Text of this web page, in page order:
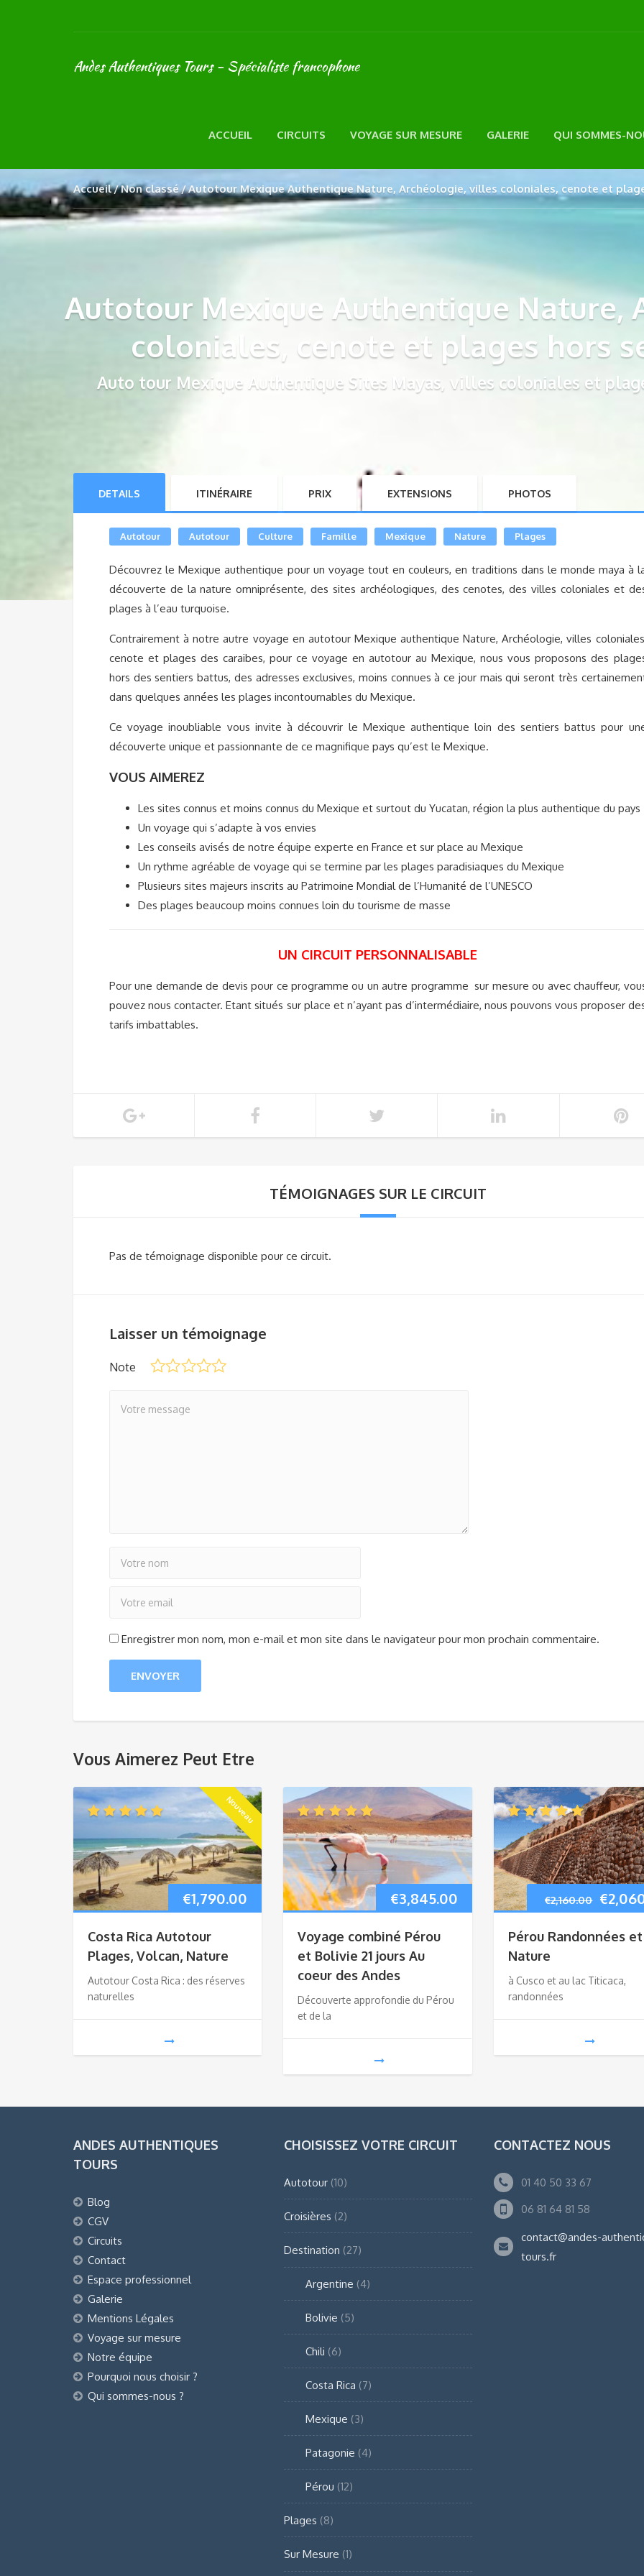
Andes Authentiques Tours - Spécialiste francophone
ACCUEIL CIRCUITS VOYAGE SUR MESURE GALERIE QUI SOMMES-
Accueil Non classé Autotour Mexique Authentique Nature, Archéologie, villes coloniales, cenote et
Autotour Mexique Authentique Nature,
coloniales, cenote et plages hors
Auto tour Mexique Authentique Sites Mayas, villes coloniales et
DETAILS ITINÉRAIRE PRIX EXTENSIONS PHOTOS
Autotour Autotour Culture Famille Mexique Nature Plages
Découvrez le Mexique authentique pour un voyage tout en couleurs, en traditions dans le monde maya à
découverte de la nature omniprésente, des sites archéologiques, des cenotes, des villes coloniales et
plages à l’eau turquoise.
Contrairement à notre autre voyage en autotour Mexique authentique Nature, Archéologie, villes
cenote et plages des caraibes, pour ce voyage en autotour au Mexique, nous vous proposons des
hors des sentiers battus, des adresses exclusives, moins connues à ce jour mais qui seront très
dans quelques années les plages incontournables du Mexique.
Ce voyage inoubliable vous invite à découvrir le Mexique authentique loin des sentiers battus pour
découverte unique et passionnante de ce magnifique pays qu’est le Mexique.
VOUS AIMEREZ
Les sites connus et moins connus du Mexique et surtout du Yucatan, région la plus authentique du pays
Un voyage qui s’adapte à vos envies
Les conseils avisés de notre équipe experte en France et sur place au Mexique
Un rythme agréable de voyage qui se termine par les plages paradisiaques du Mexique
Plusieurs sites majeurs inscrits au Patrimoine Mondial de l’Humanité de l’UNESCO
Des plages beaucoup moins connues loin du tourisme de masse
UN CIRCUIT PERSONNALISABLE
Pour une demande de devis pour ce programme ou un autre programme sur mesure ou avec chauffeur,
pouvez nous contacter. Etant situés sur place et n’ayant pas d’intermédiaire, nous pouvons vous proposer
tarifs imbattables.
TÉMOIGNAGES SUR LE CIRCUIT
Pas de témoignage disponible pour ce circuit.
Laisser un témoignage
Note
Enregistrer mon nom, mon e-mail et mon site dans le navigateur pour mon prochain commentaire.
Vous Aimerez Peut Etre
Nouveau
€1,790.00
Costa Rica Autotour
Plages, Volcan, Nature
Autotour Costa Rica : des réserves
naturelles
€3,845.00
Voyage combiné Pérou
et Bolivie 21 jours Au
coeur des Andes
Découverte approfondie du Pérou
et de la
€2,160.00 €
Pérou Randonnées et
Nature
à Cusco et au lac Titicaca,
randonnées
ANDES AUTHENTIQUES
TOURS
Blog
CGV
Circuits
Contact
Espace professionnel
Galerie
Mentions Légales
Voyage sur mesure
Notre équipe
Pourquoi nous choisir ?
Qui sommes-nous ?
CHOISISSEZ VOTRE CIRCUIT
Autotour(10)
Croisières (2)
Destination (27)
Argentine (4)
Bolivie (5)
Chili (6)
Costa Rica (7)
Mexique (3)
Patagonie (4)
Pérou (12)
Plages (8)
Sur Mesure (1)
CONTACTEZ NOUS
01 40 50 33 67
06 81 64 81 58
contact@andes-
tours.fr